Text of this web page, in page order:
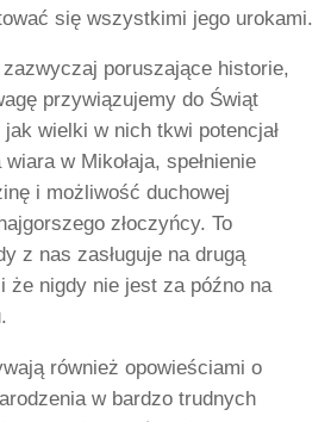
się wszystkimi jego urokami.
poruszające historie,
przywiązujemy do Świąt
wielki w nich tkwi potencjał
w Mikołaja, spełnienie
i możliwość duchowej
złoczyńcy. To
z nas zasługuje na drugą
że nigdy nie jest za późno na
również opowieściami o
w bardzo trudnych